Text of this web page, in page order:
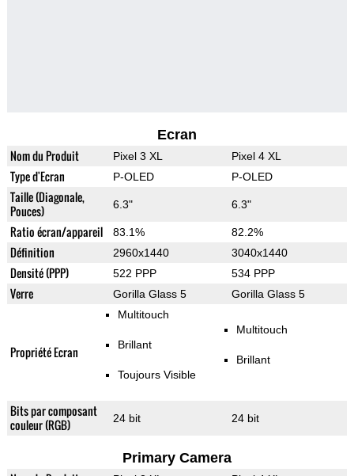
Ecran
Nom du Produit Pixel 3 XL Pixel 4 XL
Type d'Ecran P-OLED P-OLED
Taille (Diagonale,
Pouces)
6.3" 6.3"
Ratio écran/appareil 83.1% 82.2%
Définition 2960x1440 3040x1440
Densité (PPP) 522 PPP 534 PPP
Verre Gorilla Glass 5 Gorilla Glass 5
Propriété Ecran
Multitouch
Brillant
Toujours Visible
Multitouch
Brillant
Bits par composant
couleur (RGB)
24 bit 24 bit
Primary Camera